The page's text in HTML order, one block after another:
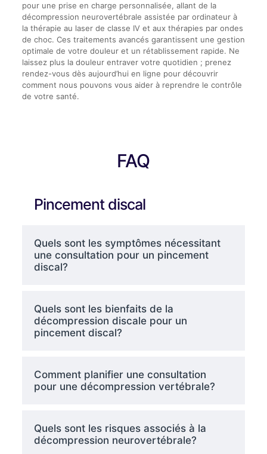
pour une prise en charge personnalisée, allant de la
décompression neurovertébrale assistée par ordinateur à
la thérapie au laser de classe IV et aux thérapies par ondes
de choc. Ces traitements avancés garantissent une gestion
optimale de votre douleur et un rétablissement rapide. Ne
laissez plus la douleur entraver votre quotidien ; prenez
rendez-vous dès aujourd’hui en ligne pour découvrir
comment nous pouvons vous aider à reprendre le contrôle
de votre santé.
FAQ
Pincement discal
Quels sont les symptômes nécessitant
une consultation pour un pincement
discal?
Quels sont les bienfaits de la
décompression discale pour un
pincement discal?
Comment planifier une consultation
pour une décompression vertébrale?
Quels sont les risques associés à la
décompression neurovertébrale?